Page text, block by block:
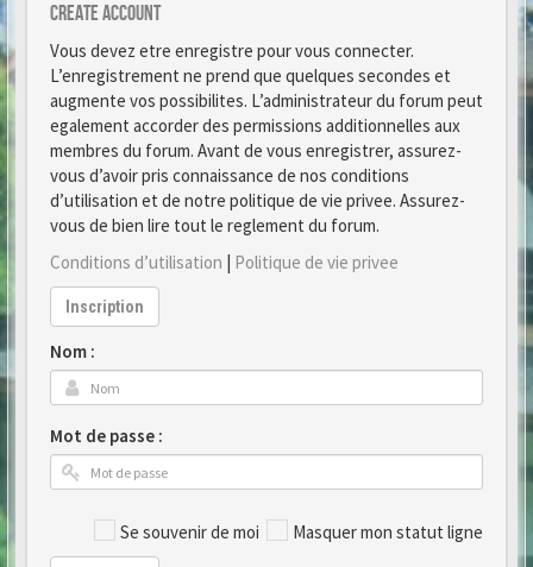
Create account
Vous devez etre enregistre pour vous connecter.
L’enregistrement ne prend que quelques secondes et
augmente vos possibilites. L’administrateur du forum peut
egalement accorder des permissions additionnelles aux
membres du forum. Avant de vous enregistrer, assurez-
vous d’avoir pris connaissance de nos conditions
d’utilisation et de notre politique de vie privee. Assurez-
vous de bien lire tout le reglement du forum.
Conditions d’utilisation | Politique de vie privee
Inscription
Nom :
Mot de passe :
Se souvenir de moi Masquer mon statut ligne